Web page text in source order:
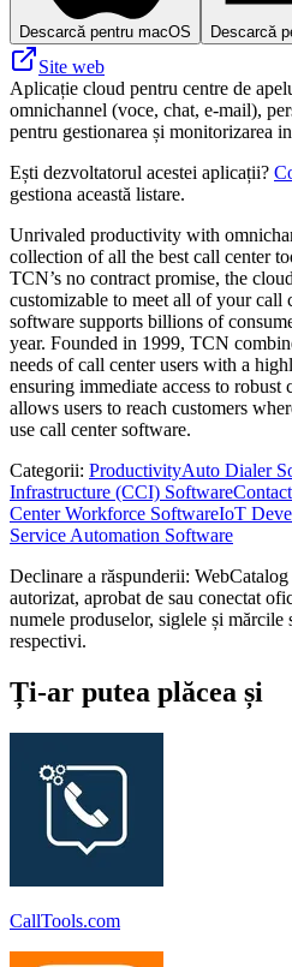
Descarcă pentru macOS Descarcă
Site web
Aplicație cloud pentru centre de
omnichannel (voce, chat, e‑mail),
pentru gestionarea și monitorizarea
Ești dezvoltatorul acestei aplicații?
gestiona această listare.
Unrivaled productivity with
collection of all the best call center
TCN’s no contract promise, the
customizable to meet all of your call
software supports billions of
year. Founded in 1999, TCN
needs of call center users with a
ensuring immediate access to
allows users to reach customers
use call center software.
Categorii: ProductivityAuto Dialer
Infrastructure (CCI) Software
Center Workforce SoftwareIoT
Service Automation Software
Declinare a răspunderii:
autorizat, aprobat de sau conectat
numele produselor, siglele și
respectivi.
Ți-ar putea plăcea și
CallTools.com